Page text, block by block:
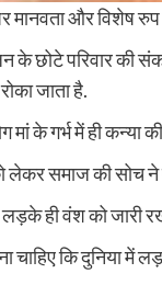
मानवता और विशेष
के छोटे परिवार की
जाता है.
के गर्भ में ही कन्या
लेकर समाज की सोच ने
ही वंश को जारी
चाहिए कि दुनिया में